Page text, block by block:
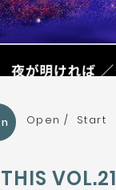
Open Start
VOL.21